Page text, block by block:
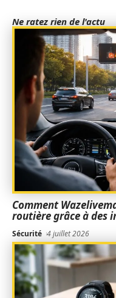
Ne ratez rien de l'actu
Comment
routière grâce à des
Sécurité 4 juillet 2026